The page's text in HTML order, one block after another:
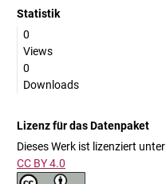
Statistik
0
Views
0
Downloads
Lizenz für das Datenpaket
Dieses Werk ist lizenziert unter
CC BY 4.0